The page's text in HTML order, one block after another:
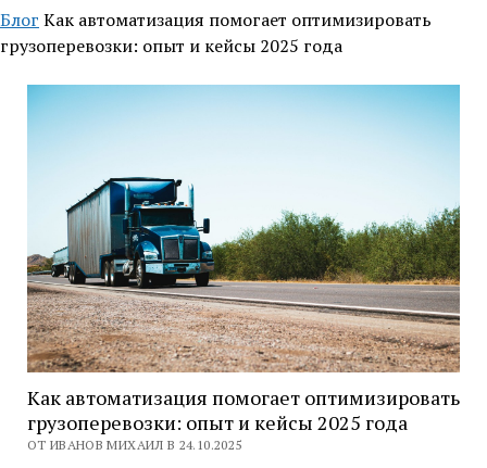
Блог Как автоматизация помогает оптимизировать
грузоперевозки: опыт и кейсы 2025 года
Как автоматизация помогает оптимизировать
грузоперевозки: опыт и кейсы 2025 года
ОТ ИВАНОВ МИХАИЛ В 24.10.2025